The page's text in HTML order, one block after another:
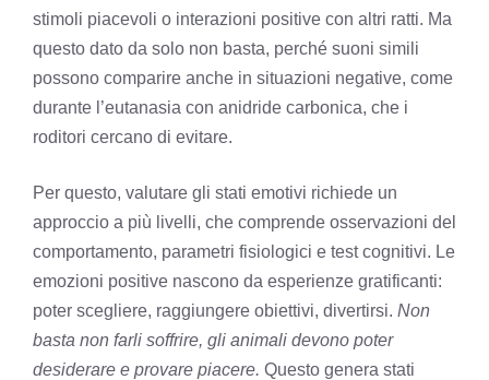
stimoli piacevoli o interazioni positive con altri ratti. Ma
questo dato da solo non basta, perché suoni simili
possono comparire anche in situazioni negative, come
durante l’eutanasia con anidride carbonica, che i
roditori cercano di evitare.
Per questo, valutare gli stati emotivi richiede un
approccio a più livelli, che comprende osservazioni del
comportamento, parametri fisiologici e test cognitivi. Le
emozioni positive nascono da esperienze gratificanti:
poter scegliere, raggiungere obiettivi, divertirsi. Non
basta non farli soffrire, gli animali devono poter
desiderare e provare piacere. Questo genera stati